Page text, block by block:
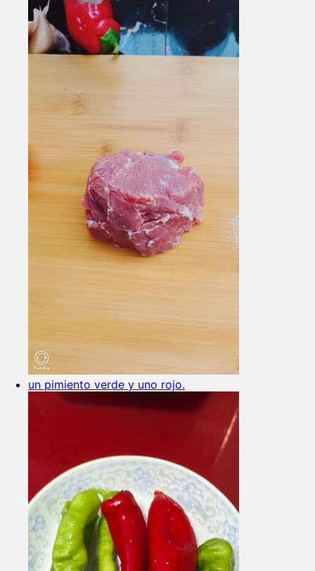
un pimiento verde y uno rojo.